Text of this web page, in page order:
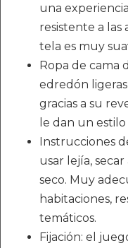
una
resistente a las
tela es muy
Ropa de cama
edredón
gracias a su
le dan un
Instrucciones
usar lejía,
seco. Muy
habitaciones,
temáticos.
Fijación: el